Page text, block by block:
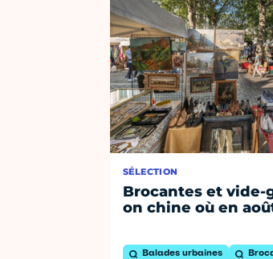
SÉLECTION
Brocantes et vide-
on chine où en
Balades urbaines